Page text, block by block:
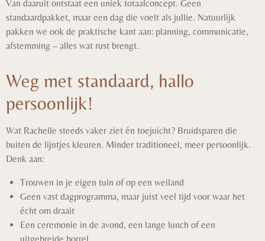
Van daaruit ontstaat een uniek totaalconcept. Geen
standaardpakket, maar een dag die voelt als jullie. Natuurlijk
pakken we ook de praktische kant aan: planning, communicatie,
afstemming – alles wat rust brengt.
Weg met standaard, hallo
persoonlijk!
Wat Rachelle steeds vaker ziet én toejuicht? Bruidsparen die
buiten de lijntjes kleuren. Minder traditioneel, meer persoonlijk.
Denk aan:
Trouwen in je eigen tuin of op een weiland
Geen vast dagprogramma, maar juist veel tijd voor waar het
écht om draait
Een ceremonie in de avond, een lange lunch of een